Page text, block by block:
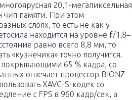
20,1-мегапиксельная
чип памяти. При этом
слоях, то есть не как у
находится на уровне f/1,8–
равно всего 8,8 мм, то
«кузнечика» точно получится.
65 % кадра, со
отвечает процессор BIONZ
XAVC-S-кодек со
с FPS в 960 кадр/сек, а